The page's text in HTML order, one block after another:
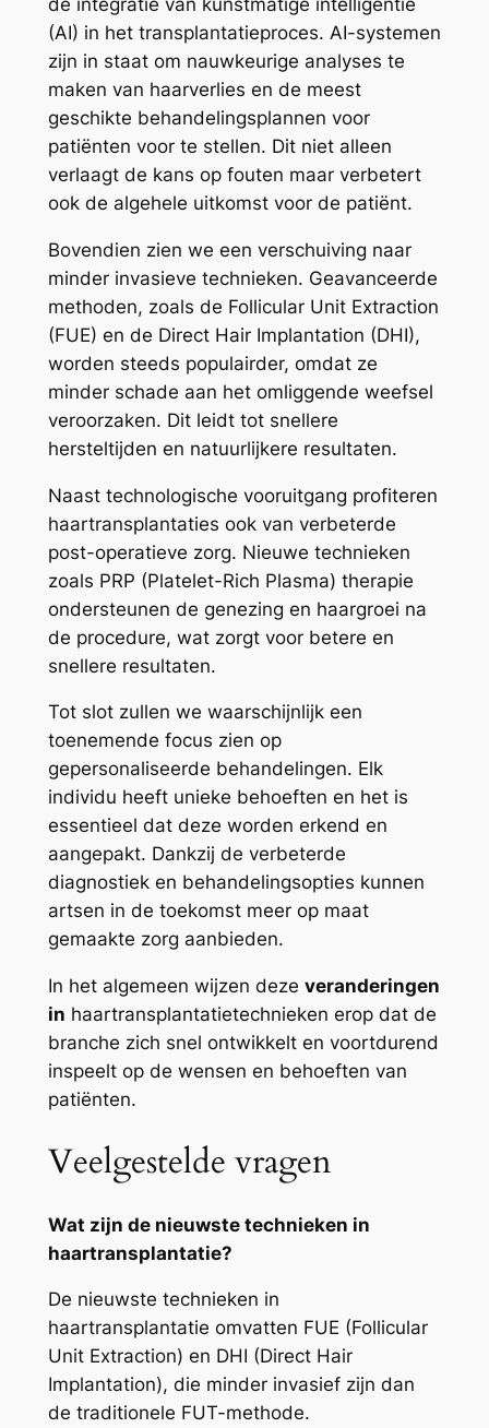
de integratie van kunstmatige intelligentie
(AI) in het transplantatieproces. AI-systemen
zijn in staat om nauwkeurige analyses te
maken van haarverlies en de meest
geschikte behandelingsplannen voor
patiënten voor te stellen. Dit niet alleen
verlaagt de kans op fouten maar verbetert
ook de algehele uitkomst voor de patiënt.
Bovendien zien we een verschuiving naar
minder invasieve technieken. Geavanceerde
methoden, zoals de Follicular Unit Extraction
(FUE) en de Direct Hair Implantation (DHI),
worden steeds populairder, omdat ze
minder schade aan het omliggende weefsel
veroorzaken. Dit leidt tot snellere
hersteltijden en natuurlijkere resultaten.
Naast technologische vooruitgang profiteren
haartransplantaties ook van verbeterde
post-operatieve zorg. Nieuwe technieken
zoals PRP (Platelet-Rich Plasma) therapie
ondersteunen de genezing en haargroei na
de procedure, wat zorgt voor betere en
snellere resultaten.
Tot slot zullen we waarschijnlijk een
toenemende focus zien op
gepersonaliseerde behandelingen. Elk
individu heeft unieke behoeften en het is
essentieel dat deze worden erkend en
aangepakt. Dankzij de verbeterde
diagnostiek en behandelingsopties kunnen
artsen in de toekomst meer op maat
gemaakte zorg aanbieden.
In het algemeen wijzen deze veranderingen
in haartransplantatietechnieken erop dat de
branche zich snel ontwikkelt en voortdurend
inspeelt op de wensen en behoeften van
patiënten.
Veelgestelde vragen
Wat zijn de nieuwste technieken in
haartransplantatie?
De nieuwste technieken in
haartransplantatie omvatten FUE (Follicular
Unit Extraction) en DHI (Direct Hair
Implantation), die minder invasief zijn dan
de traditionele FUT-methode.